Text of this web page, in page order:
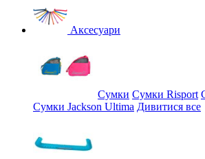
Аксесуари
Сумки Сумки Risport
Сумки Jackson Ultima Дивитися все